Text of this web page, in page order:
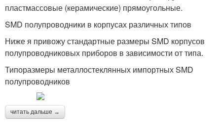
пластмассовые (керамические) прямоугольные.
SMD полупроводники в корпусах различных типов
Ниже я привожу стандартные размеры SMD корпусов
полупроводниковых приборов в зависимости от типа.
Типоразмеры металлостеклянных импортных SMD
полупроводников
читать дальше →